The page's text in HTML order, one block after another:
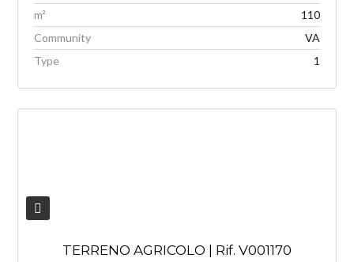
m²
110
Community
VA
Type
1
TERRENO AGRICOLO | Rif. V001170